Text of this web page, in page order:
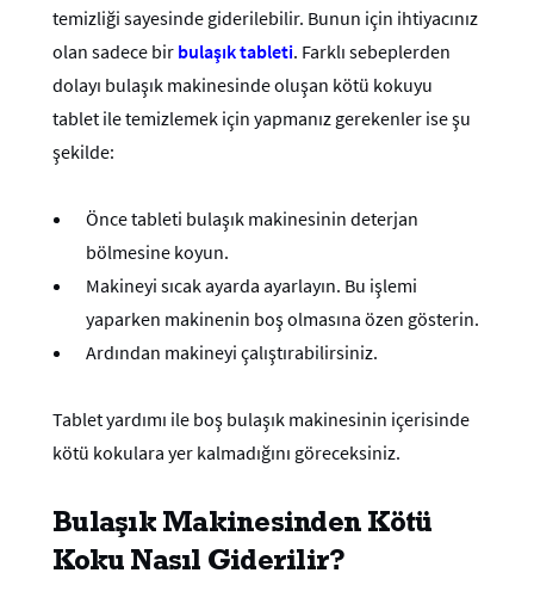
temizliği sayesinde giderilebilir. Bunun için ihtiyacınız
olan sadece bir bulaşık tableti. Farklı sebeplerden
dolayı bulaşık makinesinde oluşan kötü kokuyu
tablet ile temizlemek için yapmanız gerekenler ise şu
şekilde:
Önce tableti bulaşık makinesinin deterjan
bölmesine koyun.
Makineyi sıcak ayarda ayarlayın. Bu işlemi
yaparken makinenin boş olmasına özen gösterin.
Ardından makineyi çalıştırabilirsiniz.
Tablet yardımı ile boş bulaşık makinesinin içerisinde
kötü kokulara yer kalmadığını göreceksiniz.
Bulaşık Makinesinden Kötü
Koku Nasıl Giderilir?